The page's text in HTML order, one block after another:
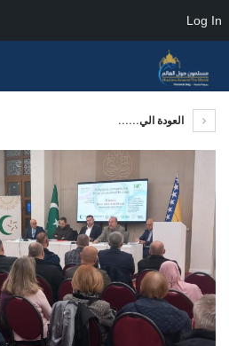
العودة الي......
Log In